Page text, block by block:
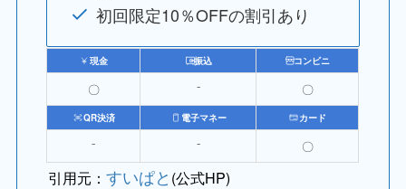
初回限定10％OFFの割引あり
現金 振込 コンビニ
〇 ⁻ 〇
QR決済 電子マネー カード
⁻ ⁻ 〇
引用元：すいぱと (公式HP)